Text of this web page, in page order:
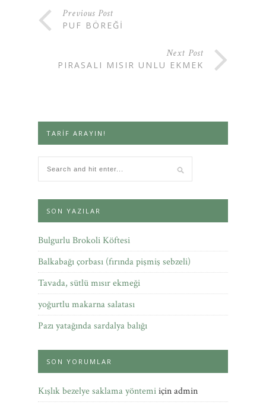
Previous Post
PUF BÖREĞI
Next Post
PIRASALI MISIR UNLU EKMEK
TARIF ARAYIN!
SON YAZILAR
Bulgurlu Brokoli Köftesi
Balkabağı çorbası (fırında pişmiş sebzeli)
Tavada, sütlü mısır ekmeği
yoğurtlu makarna salatası
Pazı yatağında sardalya balığı
SON YORUMLAR
Kışlık bezelye saklama yöntemiiçinadmin